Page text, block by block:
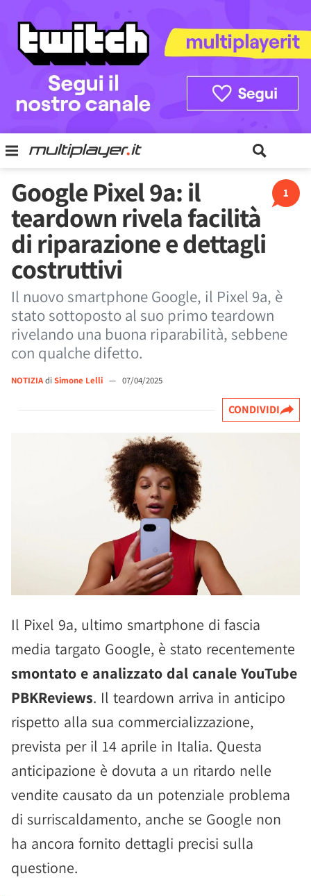
1
Google Pixel 9a: il
teardown rivela facilità
di riparazione e dettagli
costruttivi
Il nuovo smartphone Google, il Pixel 9a, è
stato sottoposto al suo primo teardown
rivelando una buona riparabilità, sebbene
con qualche difetto.
NOTIZIAdi Simone Lelli — 07/04/2025
CONDIVIDI
Il Pixel 9a, ultimo smartphone di fascia
media targato Google, è stato recentemente
smontato e analizzato dal canale YouTube
PBKReviews. Il teardown arriva in anticipo
rispetto alla sua commercializzazione,
prevista per il 14 aprile in Italia. Questa
anticipazione è dovuta a un ritardo nelle
vendite causato da un potenziale problema
di surriscaldamento, anche se Google non
ha ancora fornito dettagli precisi sulla
questione.